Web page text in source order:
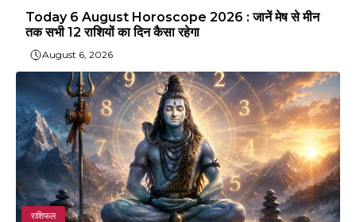
Today 6 August Horoscope 2026 : जानें मेष से मीन
तक सभी 12 राशियों का दिन कैसा रहेगा
August 6, 2026
राशिफल